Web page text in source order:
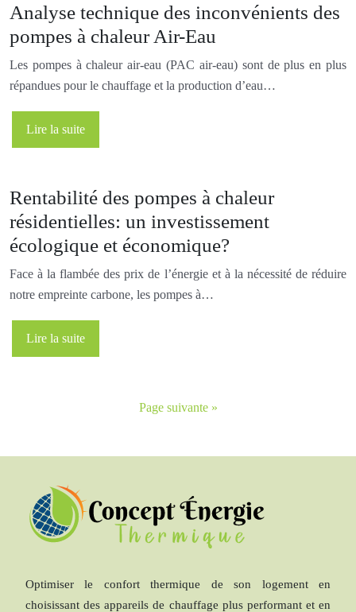
Analyse technique des inconvénients des
pompes à chaleur Air-Eau
Les pompes à chaleur air-eau (PAC air-eau) sont de plus en plus
répandues pour le chauffage et la production d’eau…
Lire la suite
Rentabilité des pompes à chaleur
résidentielles: un investissement
écologique et économique?
Face à la flambée des prix de l’énergie et à la nécessité de réduire
notre empreinte carbone, les pompes à…
Lire la suite
Page suivante »
Optimiser le confort thermique de son logement en
choisissant des appareils de chauffage plus performant et en